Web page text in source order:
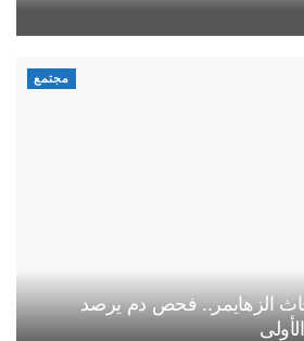
مجتمع
الزهايمر.. فحص دم يرصد